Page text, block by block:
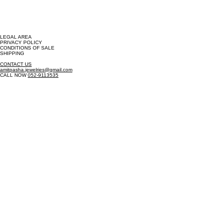
LEGAL AREA
PRIVACY POLICY
CONDITIONS OF SALE
SHIPPING
CONTACT US
amitpasha.jewelries@gmail.com
CALL NOW052-9113535